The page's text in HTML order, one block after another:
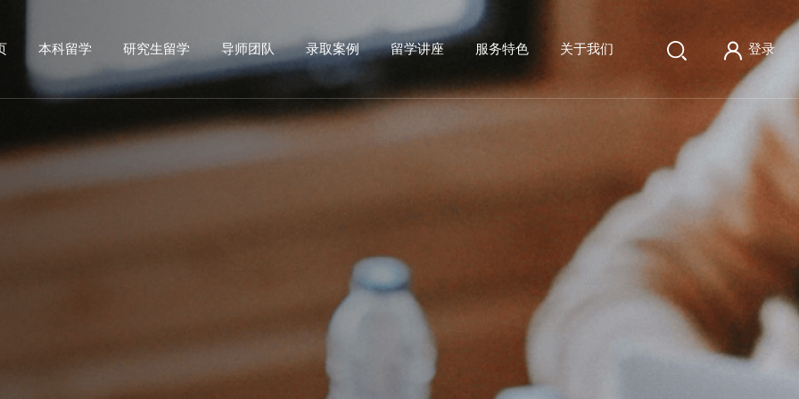
本科留学 研究生留学 导师团队 录取案例 留学讲座 服务特色 关于我们 登录